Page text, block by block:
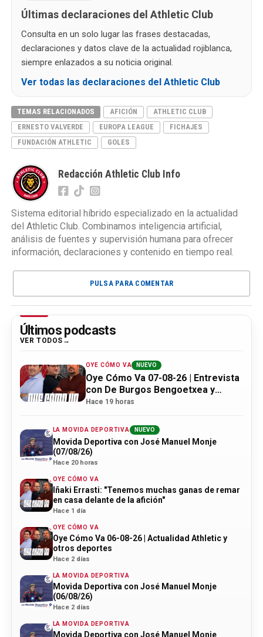
Últimas declaraciones del Athletic Club
Consulta en un solo lugar las frases destacadas,
declaraciones y datos clave de la actualidad rojiblanca,
siempre enlazados a su noticia original.
Ver todas las declaraciones del Athletic Club
TEMAS RELACIONADOS AFICIÓN
ATHLETIC CLUB
ERNESTO VALVERDE
EUROPA LEAGUE
FICHAJES
FUNDACIÓN ATHLETIC
GOLES
Redacción Athletic Club Info
Sistema editorial híbrido especializado en la actualidad
del Athletic Club. Combinamos inteligencia artificial,
análisis de fuentes y supervisión humana para ofrecer
información, declaraciones y contenido en tiempo real.
PULSA PARA COMENTAR
Últimos podcasts
VER TODOS
OYE CÓMO VA NUEVO
Oye Cómo Va 07-08-26 | Entrevista
con De Burgos Bengoetxea y
actualidad Athletic
Hace 19 horas
LA MOVIDA DEPORTIVA NUEVO
Movida Deportiva con José Manuel Monje
(07/08/26)
Hace 20 horas
OYE CÓMO VA
Iñaki Errasti: "Tenemos muchas ganas de remar
en casa delante de la afición"
Hace 1 día
OYE CÓMO VA
Oye Cómo Va 06-08-26 | Actualidad Athletic y
otros deportes
Hace 2 días
LA MOVIDA DEPORTIVA
Movida Deportiva con José Manuel Monje
(06/08/26)
Hace 2 días
LA MOVIDA DEPORTIVA
Movida Deportiva con José Manuel Monje